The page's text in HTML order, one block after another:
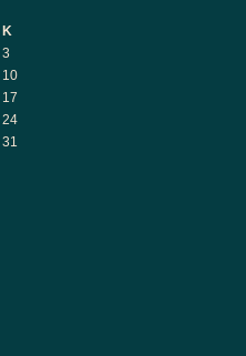
Κ
3
10
17
24
31